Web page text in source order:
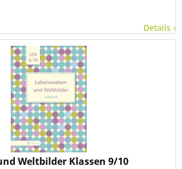
Details ›
Weltbilder Klassen 9/10